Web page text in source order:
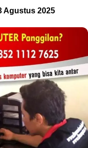
Agustus 2025